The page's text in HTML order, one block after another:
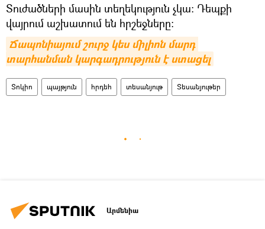
Տուժածների մասին տեղեկություն չկա։ Դեպքի
վայրում աշխատում են հրշեջները։
Ճապոնիայում շուրջ կես միլիոն մարդ
տարհանման կարգադրություն է ստացել
Տոկիո պայթյուն հրդեհ տեսանյութ Տեսանյութեր
Արմենիա